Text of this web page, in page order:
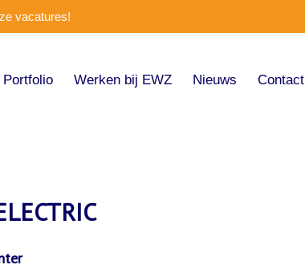
Portfolio Werken bij EWZ Nieuws Contact
vacatures!